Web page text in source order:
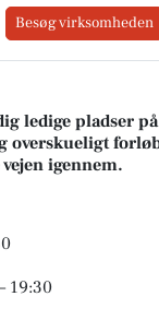
Besøg virksomheden
ledige pladser på
overskueligt
igennem.
19:30